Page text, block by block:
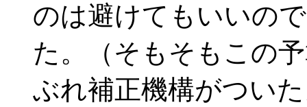
のは避けてもいいの
た。（そもそもこの
ぶれ補正機構がつい